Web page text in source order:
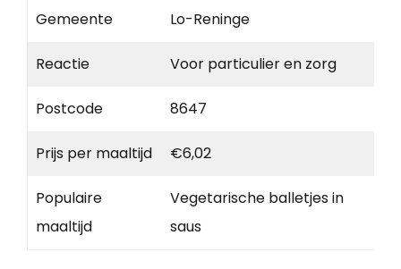
Gemeente Lo-Reninge
Reactie Voor particulier en zorg
Postcode 8647
Prijs per maaltijd €6,02
Populaire
maaltijd
Vegetarische balletjes in
saus